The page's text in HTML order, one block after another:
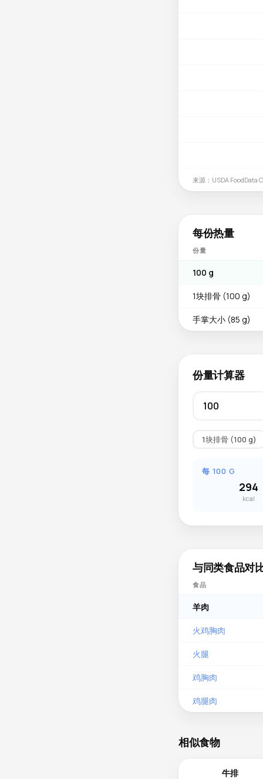
来源：USDA FoodData
每份热量
份量
100 g
1块排骨 (100 g)
手掌大小 (85 g)
份量计算器
1块排骨 (100 g)
每 100 G
294
kcal
与同类食品对
食品
羊肉
火鸡胸肉
火腿
鸡胸肉
鸡腿肉
相似食物
牛排